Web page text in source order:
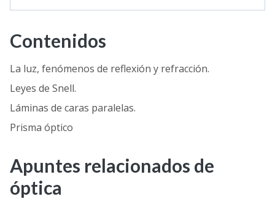
Contenidos
La luz, fenómenos de reflexión y refracción.
Leyes de Snell.
Láminas de caras paralelas.
Prisma óptico
Apuntes relacionados de
óptica